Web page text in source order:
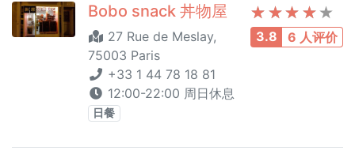
3.8 6 人评价
Bobo snack 丼物屋
27 Rue de Meslay,
75003 Paris
+33 1 44 78 18 81
12:00-22:00 周日休息
日餐